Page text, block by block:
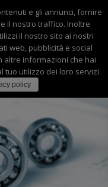
❅
❅
❅
❅
❅
e gli annunci, fornire
il nostro traffico. Inoltre
il nostro sito ai nostri
web, pubblicità e social
altre informazioni che hai
tuo utilizzo dei loro servizi.
policy